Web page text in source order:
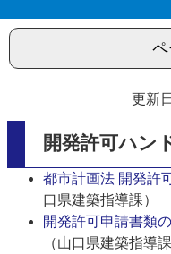
更新
開発許可ハン
都市計画法 開発許
口県建築指導課）
開発許可申請書類
（山口県建築指導課